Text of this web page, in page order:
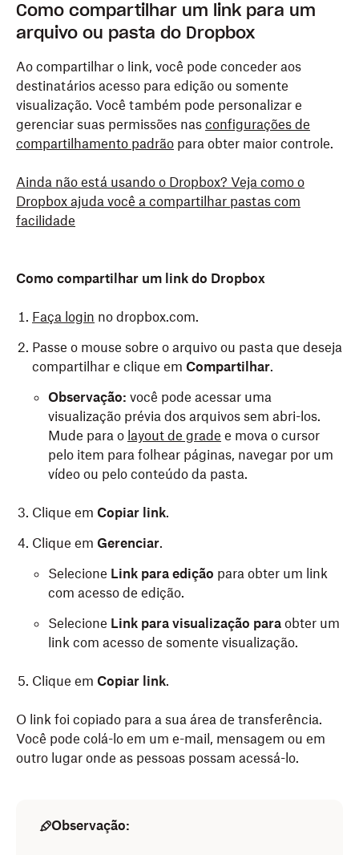
Como compartilhar um link para um
arquivo ou pasta do Dropbox
Ao compartilhar o link, você pode conceder aos
destinatários acesso para edição ou somente
visualização. Você também pode personalizar e
gerenciar suas permissões nas configurações de
compartilhamento padrão para obter maior controle.
Ainda não está usando o Dropbox? Veja como o
Dropbox ajuda você a compartilhar pastas com
facilidade
Como compartilhar um link do Dropbox
Faça login no dropbox.com.
Passe o mouse sobre o arquivo ou pasta que deseja
compartilhar e clique em Compartilhar.
Observação: você pode acessar uma
visualização prévia dos arquivos sem abri-los.
Mude para o layout de grade e mova o cursor
pelo item para folhear páginas, navegar por um
vídeo ou pelo conteúdo da pasta.
Clique em Copiar link.
Clique em Gerenciar.
Selecione Link para edição para obter um link
com acesso de edição.
Selecione Link para visualização para obter um
link com acesso de somente visualização.
Clique em Copiar link.
O link foi copiado para a sua área de transferência.
Você pode colá-lo em um e-mail, mensagem ou em
outro lugar onde as pessoas possam acessá-lo.
Observação: